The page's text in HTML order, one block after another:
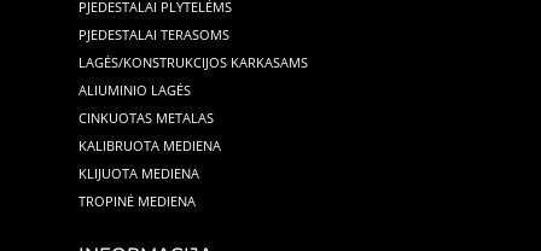
PJEDESTALAI PLYTELĖMS
PJEDESTALAI TERASOMS
LAGĖS/KONSTRUKCIJOS KARKASAMS
ALIUMINIO LAGĖS
CINKUOTAS METALAS
KALIBRUOTA MEDIENA
KLIJUOTA MEDIENA
TROPINĖ MEDIENA